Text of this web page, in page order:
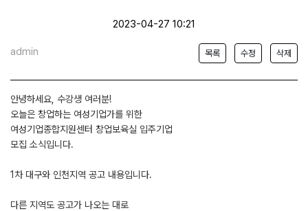
2023-04-27 10:21
admin 목록 수정 삭제
안녕하세요, 수강생 여러분!
오늘은 창업하는 여성기업가를 위한
여성기업종합지원센터 창업보육실 입주기업
모집 소식입니다.
1차 대구와 인천지역 공고 내용입니다.
다른 지역도 공고가 나오는 대로